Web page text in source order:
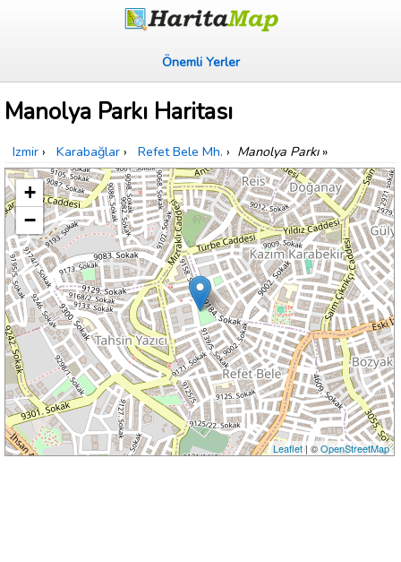
Önemli Yerler
Manolya Parkı Haritası
Izmir › Karabağlar › Refet Bele Mh. › Manolya Parkı»
+
−
Leaflet| ©OpenStreetMap